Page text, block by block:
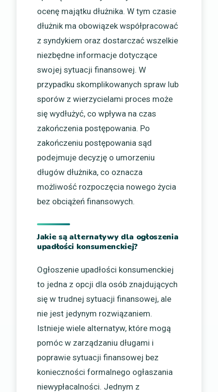
ocenę majątku dłużnika. W tym czasie
dłużnik ma obowiązek współpracować
z syndykiem oraz dostarczać wszelkie
niezbędne informacje dotyczące
swojej sytuacji finansowej. W
przypadku skomplikowanych spraw lub
sporów z wierzycielami proces może
się wydłużyć, co wpływa na czas
zakończenia postępowania. Po
zakończeniu postępowania sąd
podejmuje decyzję o umorzeniu
długów dłużnika, co oznacza
możliwość rozpoczęcia nowego życia
bez obciążeń finansowych.
Jakie są alternatywy dla ogłoszenia
upadłości konsumenckiej?
Ogłoszenie upadłości konsumenckiej
to jedna z opcji dla osób znajdujących
się w trudnej sytuacji finansowej, ale
nie jest jedynym rozwiązaniem.
Istnieje wiele alternatyw, które mogą
pomóc w zarządzaniu długami i
poprawie sytuacji finansowej bez
konieczności formalnego ogłaszania
niewypłacalności. Jednym z